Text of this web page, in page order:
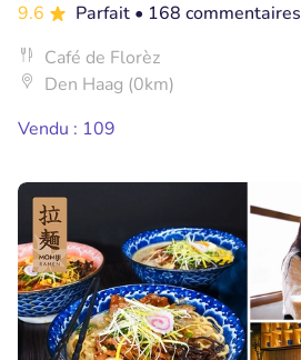
9.6
Parfait • 168 commentaires
Café de Florèz
Den Haag (0km)
Vendu : 109